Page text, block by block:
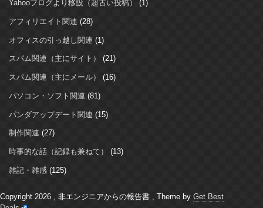
Yahooブログより移設（超古い投稿） (1)
アフィリエイト関連 (28)
オフィスの引っ越し関連 (1)
スパム関連（主にサイト） (21)
スパム関連（主にメール） (16)
パソコン・ソフト関連 (81)
パンダアップデート関連 (15)
制作関連 (27)
時事的な話（記録も兼ねて） (13)
雑記・雑感 (125)
Copyright 2026 , 非エンジニアからの報告書 Theme by Get Best